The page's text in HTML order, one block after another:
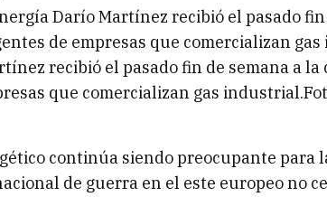
Darío Martínez recibió el pasado
de empresas que comercializan
recibió el pasado fin de semana a la
que comercializan gas
continúa siendo preocupante para
de guerra en el este europeo no